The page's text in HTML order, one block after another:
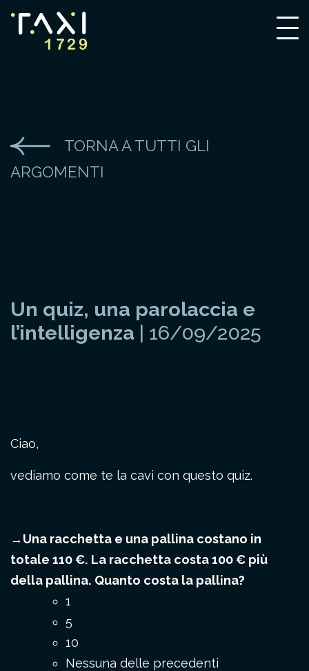
TORNA A TUTTI GLI
ARGOMENTI
Un quiz, una parolaccia e
l’intelligenza | 16/09/2025
Ciao,
vediamo come te la cavi con questo quiz.
→Una racchetta e una pallina costano in
totale 110 €. La racchetta costa 100 € più
della pallina. Quanto costa la pallina?
1
5
10
Nessuna delle precedenti